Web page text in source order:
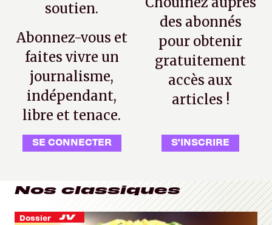
soutien.
Abonnez-vous et
faites vivre un
journalisme,
indépendant,
libre et tenace.
SE CONNECTER
des abonnés
pour obtenir
gratuitement
accès aux
articles !
S'INSCRIRE
Nos classiques
Dossier